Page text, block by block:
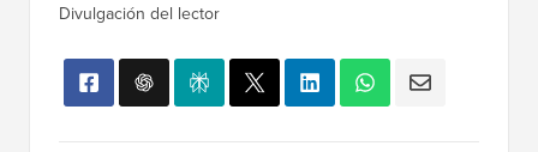
Divulgación del lector